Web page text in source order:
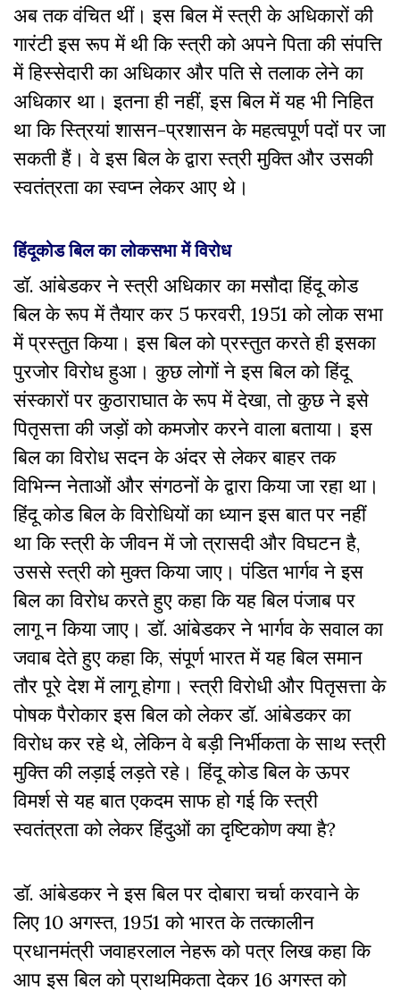
अब तक वंचित थीं। इस बिल में स्त्री के अधिकारों की
गारंटी इस रूप में थी कि स्त्री को अपने पिता की संपत्ति
में हिस्सेदारी का अधिकार और पति से तलाक लेने का
अधिकार था। इतना ही नहीं, इस बिल में यह भी निहित
था कि स्त्रियां शासन-प्रशासन के महत्वपूर्ण पदों पर जा
सकती हैं। वे इस बिल के द्वारा स्त्री मुक्ति और उसकी
स्वतंत्रता का स्वप्न लेकर आए थे।
हिंदूकोड बिल का लोकसभा में विरोध
डॉ. आंबेडकर ने स्त्री अधिकार का मसौदा हिंदू कोड
बिल के रूप में तैयार कर 5 फरवरी, 1951 को लोक सभा
में प्रस्तुत किया। इस बिल को प्रस्तुत करते ही इसका
पुरजोर विरोध हुआ। कुछ लोगों ने इस बिल को हिंदू
संस्कारों पर कुठाराघात के रूप में देखा, तो कुछ ने इसे
पितृसत्ता की जड़ों को कमजोर करने वाला बताया। इस
बिल का विरोध सदन के अंदर से लेकर बाहर तक
विभिन्न नेताओं और संगठनों के द्वारा किया जा रहा था।
हिंदू कोड बिल के विरोधियों का ध्यान इस बात पर नहीं
था कि स्त्री के जीवन में जो त्रासदी और विघटन है,
उससे स्त्री को मुक्त किया जाए। पंडित भार्गव ने इस
बिल का विरोध करते हुए कहा कि यह बिल पंजाब पर
लागू न किया जाए। डॉ. आंबेडकर ने भार्गव के सवाल का
जवाब देते हुए कहा कि, संपूर्ण भारत में यह बिल समान
तौर पूरे देश में लागू होगा। स्त्री विरोधी और पितृसत्ता के
पोषक पैरोकार इस बिल को लेकर डॉ. आंबेडकर का
विरोध कर रहे थे, लेकिन वे बड़ी निर्भीकता के साथ स्त्री
मुक्ति की लड़ाई लड़ते रहे। हिंदू कोड बिल के ऊपर
विमर्श से यह बात एकदम साफ हो गई कि स्त्री
स्वतंत्रता को लेकर हिंदुओं का दृष्टिकोण क्या है?
डॉ. आंबेडकर ने इस बिल पर दोबारा चर्चा करवाने के
लिए 10 अगस्त, 1951 को भारत के तत्कालीन
प्रधानमंत्री जवाहरलाल नेहरू को पत्र लिख कहा कि
आप इस बिल को प्राथमिकता देकर 16 अगस्त को